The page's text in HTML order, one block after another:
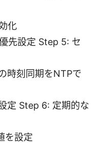
化
先設定 Step 5: セ
時刻同期をNTPで
定 Step 6: 定期的な
を設定